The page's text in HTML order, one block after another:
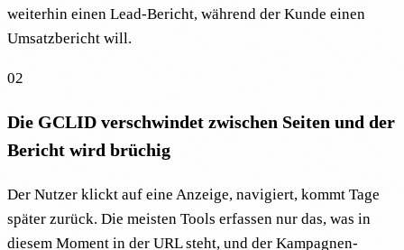
weiterhin einen Lead-Bericht, während der Kunde einen
Umsatzbericht will.
02
Die GCLID verschwindet zwischen Seiten und der
Bericht wird brüchig
Der Nutzer klickt auf eine Anzeige, navigiert, kommt Tage
später zurück. Die meisten Tools erfassen nur das, was in
diesem Moment in der URL steht, und der Kampagnen-